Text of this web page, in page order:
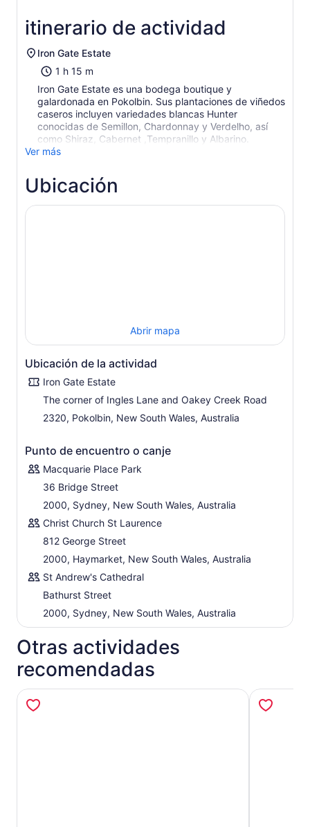
itinerario de actividad
Iron Gate Estate
1 h 15 m
Iron Gate Estate es una bodega boutique y
galardonada en Pokolbin. Sus plantaciones de viñedos
caseros incluyen variedades blancas Hunter
conocidas de Semillon, Chardonnay y Verdelho, así
como Shiraz, Cabernet ,Tempranillo y Albarino.
Ver más
Ubicación
Abrir mapa
Ubicación de la actividad
Iron Gate Estate
The corner of Ingles Lane and Oakey Creek Road
2320, Pokolbin, New South Wales, Australia
Punto de encuentro o canje
Macquarie Place Park
36 Bridge Street
2000, Sydney, New South Wales, Australia
Christ Church St Laurence
812 George Street
2000, Haymarket, New South Wales, Australia
St Andrew's Cathedral
Bathurst Street
2000, Sydney, New South Wales, Australia
Otras actividades
recomendadas